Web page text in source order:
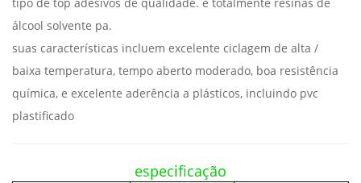
álcool solvente pa.
suas características incluem excelente ciclagem de alta /
baixa temperatura, tempo aberto moderado, boa resistência
química, e excelente aderência a plásticos, incluindo pvc
plastificado
especificação